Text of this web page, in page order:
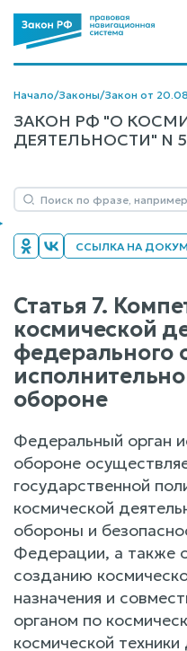
Начало/Законы/Закон от
ЗАКОН РФ "О
ДЕЯТЕЛЬНОСТИ" N
ССЫЛКА НА
Статья 7.
космической
федерального
обороне
Федеральный орган
обороне
государственной
космической
обороны и
Федерации, а также
созданию
назначения и
органом по
космической